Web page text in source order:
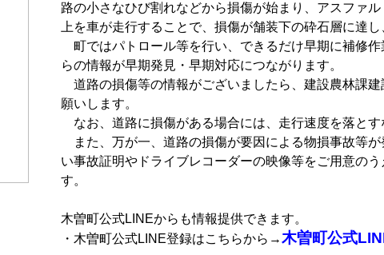
路の小さなひび割れなどから損傷が始まり、アスファ
上を車が走行することで、損傷が舗装下の砕石層に達
町ではパトロール等を行い、できるだけ早期に補修
らの情報が早期発見・早期対応につながります。
道路の損傷等の情報がございましたら、建設農林課
願いします。
なお、道路に損傷がある場合には、走行速度を落と
また、万が一、道路の損傷が要因による物損事故等
い事故証明やドライブレコーダーの映像等をご用意の
す。
木曽町公式LINEからも情報提供できます。
・木曽町公式LINE登録はこちらから→木曽町公式